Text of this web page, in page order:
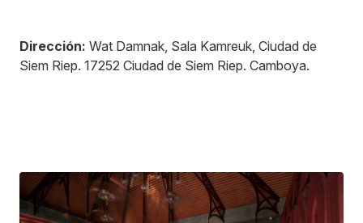
Dirección: Wat Damnak, Sala Kamreuk, Ciudad de
Siem Riep. 17252 Ciudad de Siem Riep. Camboya.